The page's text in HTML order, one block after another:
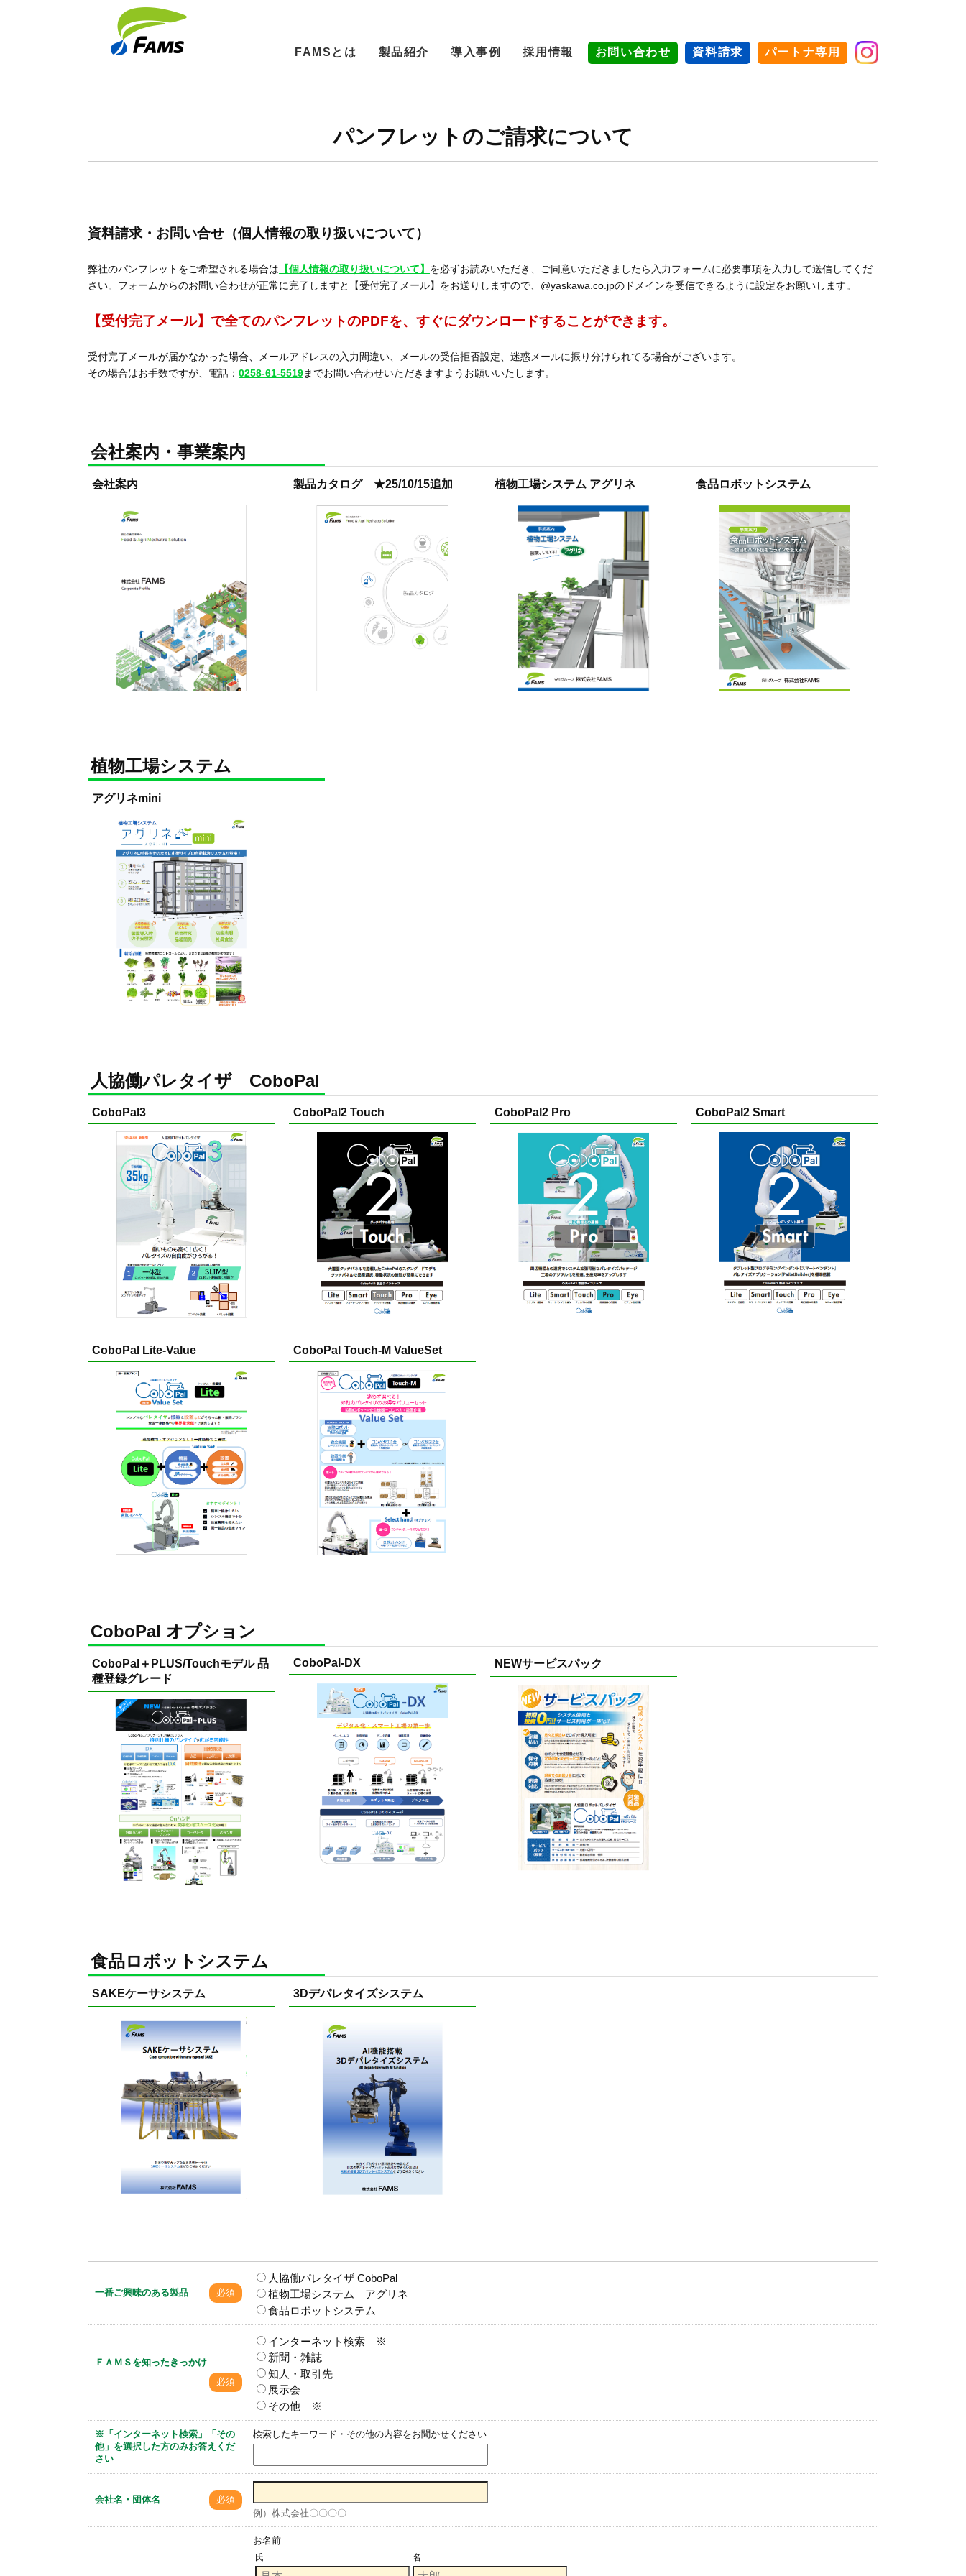
FAMSとは 製品紹介 導入事例 採用情報 お問い合わせ 資料請求 パートナ専用
パンフレットのご請求について
資料請求・お問い合せ（個人情報の取り扱いについて）
弊社のパンフレットをご希望される場合は 【個人情報の取り扱いについて】 を必ずお読みいただき、ご同意いただきましたら入力フォームに必要事項を入力して送信してくだ
さい。フォームからのお問い合わせが正常に完了しますと【受付完了メール】をお送りしますので、@yaskawa.co.jpのドメインを受信できるように設定をお願いします。
【受付完了メール】で全てのパンフレットのPDFを、すぐにダウンロードすることができます。
受付完了メールが届かなかった場合、メールアドレスの入力間違い、メールの受信拒否設定、迷惑メールに振り分けられてる場合がございます。
その場合はお手数ですが、電話： 0258-61-5519までお問い合わせいただきますようお願いいたします。
会社案内・事業案内
会社案内 製品カタログ ★25/10/15追加 植物工場システム アグリネ 食品ロボットシステム
植物工場システム
アグリネmini
人協働パレタイザ CoboPal
CoboPal3 CoboPal2 Touch CoboPal2 Pro CoboPal2 Smart
CoboPal Lite-Value CoboPal Touch-M ValueSet
CoboPal オプション
CoboPal＋PLUS/Touchモデル 品
種登録グレード
CoboPal-DX NEWサービスパック
食品ロボットシステム
SAKEケーサシステム 3Dデパレタイズシステム
一番ご興味のある製品 必須
人協働パレタイザ CoboPal
植物工場システム アグリネ
食品ロボットシステム
ＦＡＭＳを知ったきっかけ
必須
インターネット検索 ※
新聞・雑誌
知人・取引先
展示会
その他 ※
※「インターネット検索」「その
他」を選択した方のみお答えくだ
さい
検索したキーワード・その他の内容をお聞かせください
会社名・団体名
必須
例）株式会社〇〇〇〇
お名前
氏 名